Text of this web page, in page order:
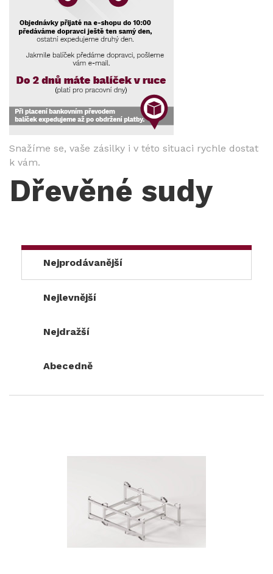
Snažíme se, vaše zásilky i v této situaci rychle dostat
k vám.
Dřevěné sudy
Nejprodávanější
Nejlevnější
Nejdražší
Abecedně